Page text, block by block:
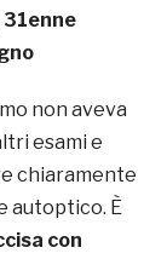
31enne
non aveva
esami e
chiaramente
autoptico. È
con